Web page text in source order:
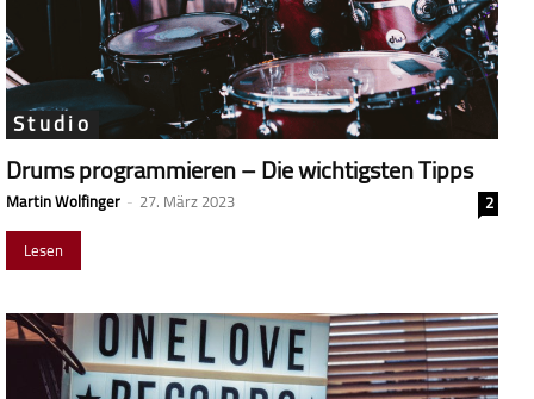
Studio
Drums programmieren – Die wichtigsten Tipps
Martin Wolfinger - 27. März 2023
2
Lesen